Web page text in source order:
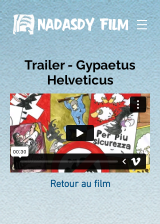
Trailer - Gypaetus
Helveticus
Retour au film